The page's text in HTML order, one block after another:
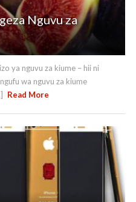
Nguvu za
ya nguvu za kiume – hii ni
wa nguvu za kiume
Read More